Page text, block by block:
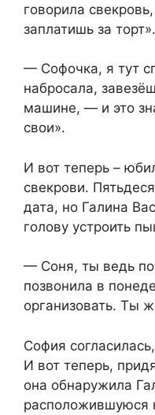
говорила
заплатишь за торт».
— Софочка, я тут
набросала,
машине, — и это
свои».
И вот теперь –
свекрови.
дата, но Галина
голову устроить
— Соня, ты ведь
позвонила в
организовать. Ты
София
И вот теперь,
она обнаружила
расположившуюся